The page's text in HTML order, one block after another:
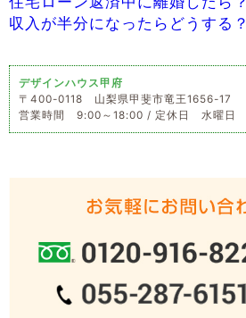
収入が半分になったらどうする？
デザインハウス甲府
〒400-0118 山梨県甲斐市竜王1656-17
営業時間 9:00～18:00 / 定休日 水曜日